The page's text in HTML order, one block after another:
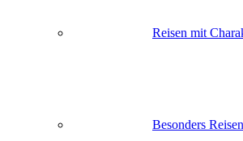
Reisen mit
Besonders Reisen